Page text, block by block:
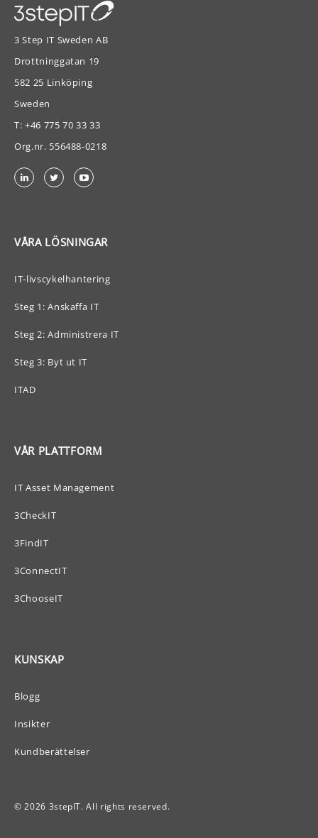
3 Step IT Sweden AB
Drottninggatan 19
582 25 Linköping
Sweden
T: +46 775 70 33 33
Org.nr. 556488-0218
VÅRA LÖSNINGAR
IT-livscykelhantering
Steg 1: Anskaffa IT
Steg 2: Administrera IT
Steg 3: Byt ut IT
ITAD
VÅR PLATTFORM
IT Asset Management
3CheckIT
3FindIT
3ConnectIT
3ChooseIT
KUNSKAP
Blogg
Insikter
Kundberättelser
© 2026 3stepIT. All rights reserved.